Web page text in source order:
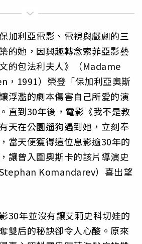
加利亞電影、電視與戲劇的三
的她，因興趣轉念索菲亞影藝
的包法利夫人》（Madame
，1991）榮登「保加利亞奧斯
浮濫的劇本傷害自己所愛的演
直到30年後，電影《我不是教
天在公園遛狗遇到她，立刻奉
當天便獲得這位息影逾30年的
讓曾入圍奧斯卡的該片導演史
Komandarev）喜出望
30年並沒有讓艾莉史科切娃的
雙后的秘訣卻令人心酸。原來